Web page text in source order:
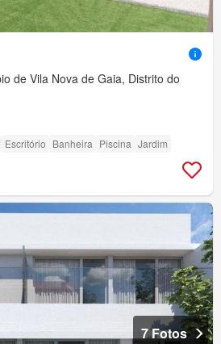
de Vila Nova de Gaia, Distrito do
Escritório Banheira Piscina Jardim
7 Fotos